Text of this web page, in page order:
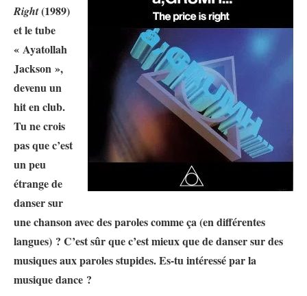
Right(1989)
et le tube
« Ayatollah
Jackson »,
devenu un
hit en club.
Tu ne crois
pas que c’est
un peu
étrange de
danser sur
une chanson avec des paroles comme ça (en différentes
langues) ? C’est sûr que c’est mieux que de danser sur des
musiques aux paroles stupides. Es-tu intéressé par la
musique dance ?